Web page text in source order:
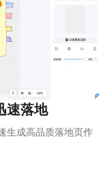
速落地
生成高品质落地页作